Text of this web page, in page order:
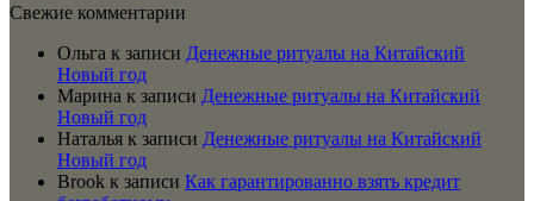
Свежие комментарии
Ольга к записи Денежные ритуалы на Китайский
Новый год
Марина к записи Денежные ритуалы на Китайский
Новый год
Наталья к записи Денежные ритуалы на Китайский
Новый год
Brook к записи Как гарантированно взять кредит